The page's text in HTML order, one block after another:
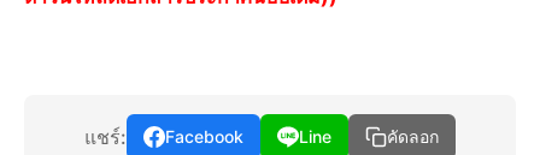
แชร์: Facebook Line คัดลอก